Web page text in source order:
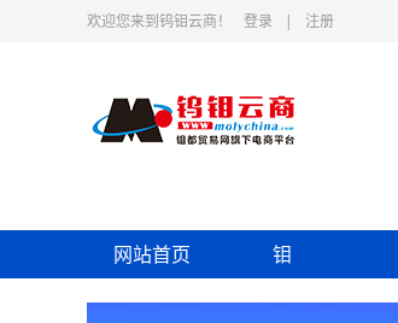
欢迎您来到钨钼云商！ 登录 | 注册
网站首页 钼